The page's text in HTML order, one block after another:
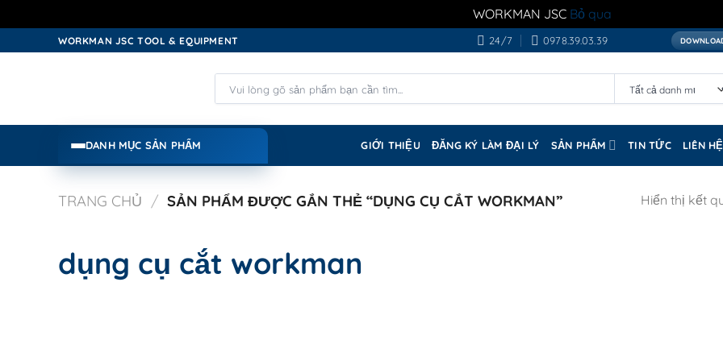
WORKMAN JSC Bỏ qua
to
WORKMAN JSC TOOL & EQUIPMENT 24/7 0978.39.03.39
kiếm:
DANH MỤC SẢN PHẨM GIỚI THIỆU ĐĂNG KÝ LÀM ĐẠI LÝ SẢN PHẨM TIN TỨC LIÊN HỆ
TRANG CHỦ / SẢN PHẨM ĐƯỢC GẮN THẺ “DỤNG CỤ CẮT WORKMAN” Hiển thị kết
dụng cụ cắt workman